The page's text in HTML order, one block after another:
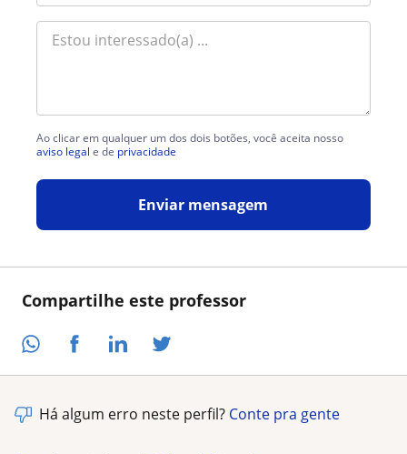
Compartilhe este professor
Ao clicar em qualquer um dos dois botões, você aceita nosso
aviso legal e de privacidade
Enviar mensagem
Há algum erro neste perfil? Conte pra gente